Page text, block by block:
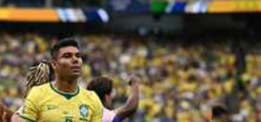
فيديوهات
عدسات
آراء حرة